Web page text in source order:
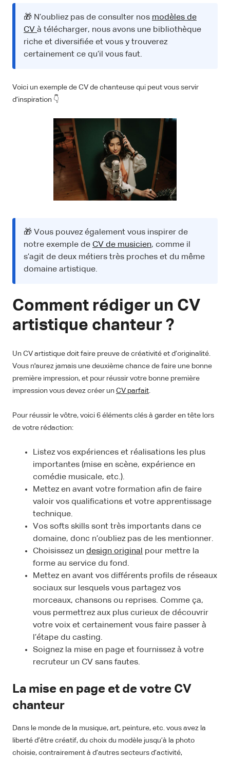
🎁 N’oubliez pas de consulter nos modèles de
CV à télécharger, nous avons une bibliothèque
riche et diversifiée et vous y trouverez
certainement ce qu’il vous faut.
Voici un exemple de CV de chanteuse qui peut vous servir
d’inspiration 👇
🎁 Vous pouvez également vous inspirer de
notre exemple de CV de musicien, comme il
s’agit de deux métiers très proches et du même
domaine artistique.
Comment rédiger un CV
artistique chanteur ?
Un CV artistique doit faire preuve de créativité et d’originalité.
Vous n'aurez jamais une deuxième chance de faire une bonne
première impression, et pour réussir votre bonne première
impression vous devez créer un CV parfait.
Pour réussir le vôtre, voici 6 éléments clés à garder en tête lors
de votre rédaction:
Listez vos expériences et réalisations les plus
importantes (mise en scène, expérience en
comédie musicale, etc.).
Mettez en avant votre formation afin de faire
valoir vos qualifications et votre apprentissage
technique.
Vos softs skills sont très importants dans ce
domaine, donc n’oubliez pas de les mentionner.
Choisissez un design original pour mettre la
forme au service du fond.
Mettez en avant vos différents profils de réseaux
sociaux sur lesquels vous partagez vos
morceaux, chansons ou reprises. Comme ça,
vous permettrez aux plus curieux de découvrir
votre voix et certainement vous faire passer à
l’étape du casting.
Soignez la mise en page et fournissez à votre
recruteur un CV sans fautes.
La mise en page et de votre CV
chanteur
Dans le monde de la musique, art, peinture, etc. vous avez la
liberté d’être créatif, du choix du modèle jusqu’à la photo
choisie, contrairement à d’autres secteurs d’activité,